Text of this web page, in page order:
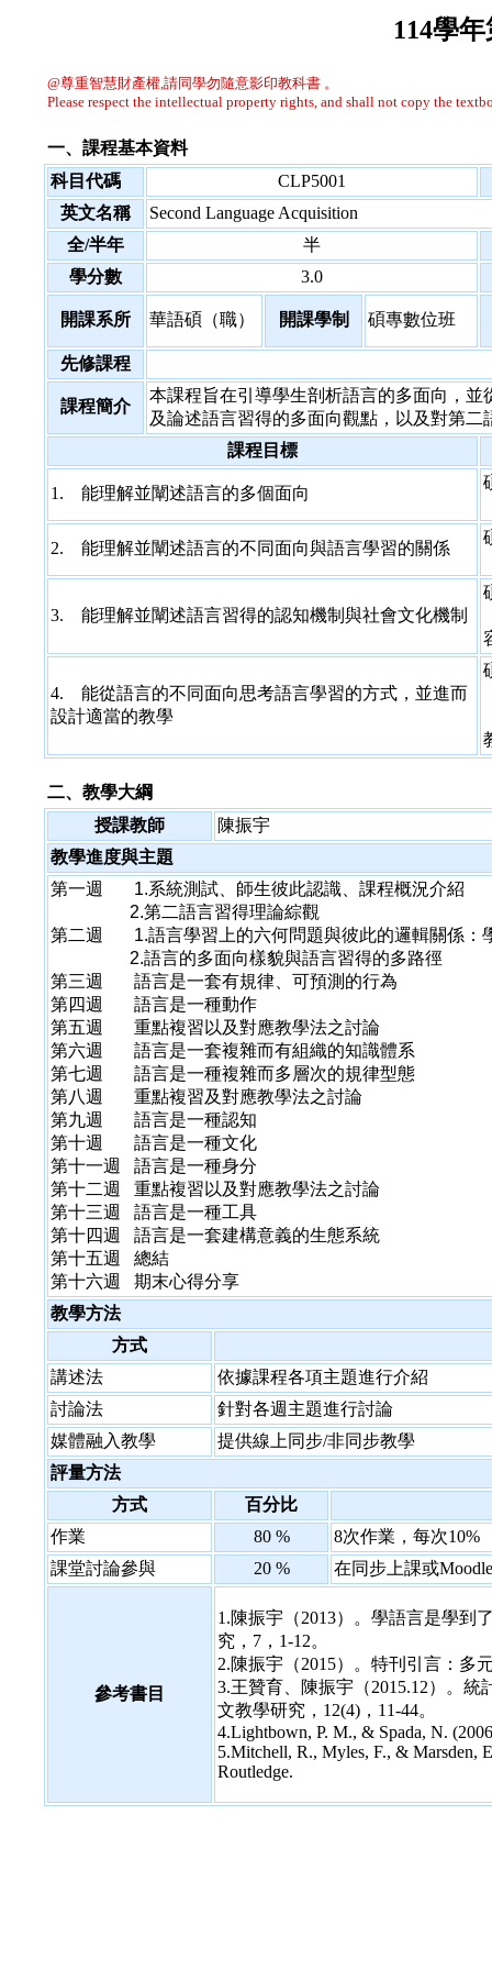
114學
@尊重智慧財產權,請同學勿隨意影印教科書 。
Please respect the intellectual property rights, and shall not copy the
一、課程基本資料
科目代碼
CLP5001
英文名稱
Second Language Acquisition
全/半年
半
學分數
3.0
開課系所 華語碩（職） 開課學制 碩專數位班
先修課程
課程簡介
本課程旨在引導學生剖析語言的多面向，
及論述語言習得的多面向觀點，以及對第二
課程目標
1. 能理解並闡述語言的多個面向
2. 能理解並闡述語言的不同面向與語言學習的關係
3. 能理解並闡述語言習得的認知機制與社會文化機制
4. 能從語言的不同面向思考語言學習的方式，並進而
設計適當的教學
二、教學大綱
授課教師
陳振宇
教學進度與主題
第一週 1.系統測試、師生彼此認識、課程概況介紹
2.第二語言習得理論綜觀
第二週 1.語言學習上的六何問題與彼此的邏輯關係
2.語言的多面向樣貌與語言習得的多路徑
第三週 語言是一套有規律、可預測的行為
第四週 語言是一種動作
第五週 重點複習以及對應教學法之討論
第六週 語言是一套複雜而有組織的知識體系
第七週 語言是一種複雜而多層次的規律型態
第八週 重點複習及對應教學法之討論
第九週 語言是一種認知
第十週 語言是一種文化
第十一週 語言是一種身分
第十二週 重點複習以及對應教學法之討論
第十三週 語言是一種工具
第十四週 語言是一套建構意義的生態系統
第十五週 總結
第十六週 期末心得分享
教學方法
方式
講述法
依據課程各項主題進行介紹
討論法
針對各週主題進行討論
媒體融入教學
提供線上同步/非同步教學
評量方法
方式
百分比
作業
80 %
8次作業，每次10%
課堂討論參與
20 % 在同步上課或
參考書目
1.陳振宇（2013）。學語言是學到
究，7，1-12。
2.陳振宇（2015）。特刊引言：多
3.王贊育、陳振宇（2015.12）。
文教學研究，12(4)，11-44。
4.Lightbown, P. M., & Spada, N.
5.Mitchell, R., Myles, F., & Marsden,
Routledge.